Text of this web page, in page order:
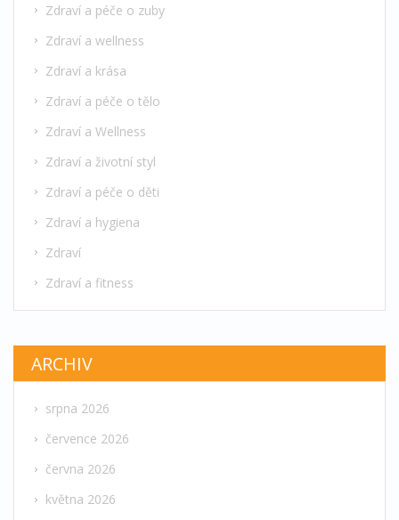
Zdraví a péče o zuby
Zdraví a wellness
Zdraví a krása
Zdraví a péče o tělo
Zdraví a Wellness
Zdraví a životní styl
Zdraví a péče o děti
Zdraví a hygiena
Zdraví
Zdraví a fitness
ARCHIV
srpna 2026
července 2026
června 2026
května 2026